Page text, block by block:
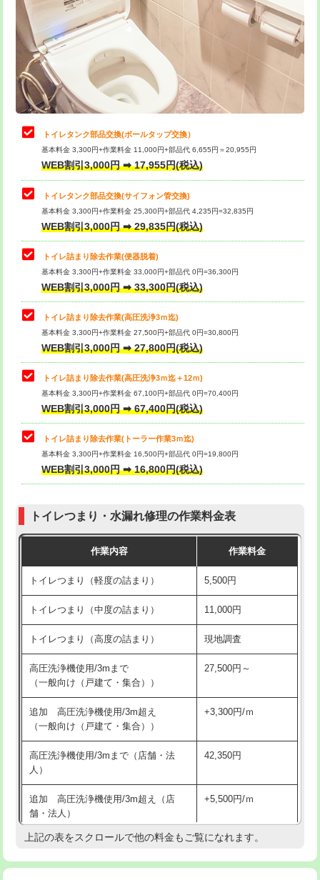
トイレタンク部品交換(ボールタップ交換）
基本料金 3,300円+作業料金 11,000円+部品代 6,655円＝20,955円
WEB割引3,000円 ➡ 17,955円(税込)
トイレタンク部品交換(サイフォン管交換)
基本料金 3,300円+作業料金 25,300円+部品代 4,235円=32,835円
WEB割引3,000円 ➡ 29,835円(税込)
トイレ詰まり除去作業(便器脱着)
基本料金 3,300円+作業料金 33,000円+部品代 0円=36,300円
WEB割引3,000円 ➡ 33,300円(税込)
トイレ詰まり除去作業(高圧洗浄3ｍ迄)
基本料金 3,300円+作業料金 27,500円+部品代 0円=30,800円
WEB割引3,000円 ➡ 27,800円(税込)
トイレ詰まり除去作業(高圧洗浄3ｍ迄＋12ｍ)
基本料金 3,300円+作業料金 67,100円+部品代 0円=70,400円
WEB割引3,000円 ➡ 67,400円(税込)
トイレ詰まり除去作業(トーラー作業3ｍ迄)
基本料金 3,300円+作業料金 16,500円+部品代 0円=19,800円
WEB割引3,000円 ➡ 16,800円(税込)
トイレつまり・水漏れ修理の作業料金表
作業内容 作業料金
トイレつまり（軽度の詰まり） 5,500円
トイレつまり（中度の詰まり） 11,000円
トイレつまり（高度の詰まり） 現地調査
高圧洗浄機使用/3mまで
（一般向け（戸建て・集合））
27,500円～
追加 高圧洗浄機使用/3m超え
（一般向け（戸建て・集合））
+3,300円/ｍ
高圧洗浄機使用/3mまで（店舗・法
人）
42,350円
追加 高圧洗浄機使用/3m超え（店
舗・法人）
+5,500円/ｍ
高度高圧洗浄換 現地調査
上記の表をスクロールで他の料金もご覧になれます。